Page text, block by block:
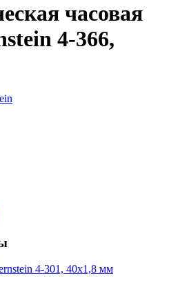
часовая
4-366,